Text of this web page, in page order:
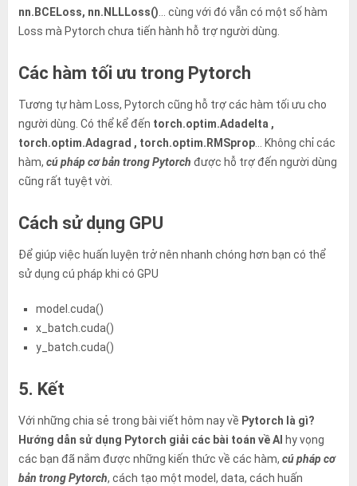
nn.BCELoss, nn.NLLLoss() … cùng với đó vẫn có một số hàm
Loss mà Pytorch chưa tiến hành hỗ trợ người dùng.
Các hàm tối ưu trong Pytorch
Tương tự hàm Loss, Pytorch cũng hỗ trợ các hàm tối ưu cho
người dùng. Có thể kể đến torch.optim.Adadelta ,
torch.optim.Adagrad , torch.optim.RMSprop… Không chỉ các
hàm, cú pháp cơ bản trong Pytorch được hỗ trợ đến người dùng
cũng rất tuyệt vời.
Cách sử dụng GPU
Để giúp việc huấn luyện trở nên nhanh chóng hơn bạn có thể
sử dụng cú pháp khi có GPU
model.cuda()
x_batch.cuda()
y_batch.cuda()
5. Kết
Với những chia sẻ trong bài viết hôm nay về Pytorch là gì?
Hướng dẫn sử dụng Pytorch giải các bài toán về AI hy vọng
các bạn đã nắm được những kiến thức về các hàm, cú pháp cơ
bản trong Pytorch, cách tạo một model, data, cách huấn